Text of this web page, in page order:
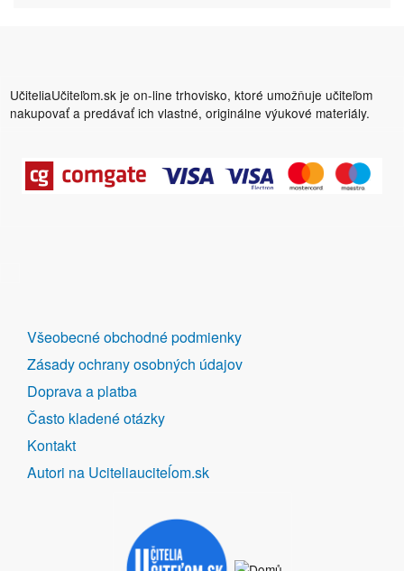
UčiteliaUčiteľom.sk je on-line trhovisko, ktoré umožňuje učiteľom
nakupovať a predávať ich vlastné, originálne výukové materiály.
DALŠÍ
ODKAZY
Všeobecné obchodné podmienky
Zásady ochrany osobných údajov
Doprava a platba
Často kladené otázky
Kontakt
Autori na Uciteliauciteĺom.sk